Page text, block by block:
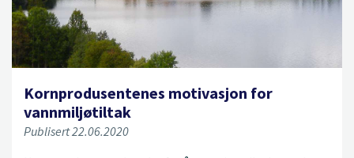
Kornprodusentenes motivasjon for
vannmiljøtiltak
Publisert 22.06.2020